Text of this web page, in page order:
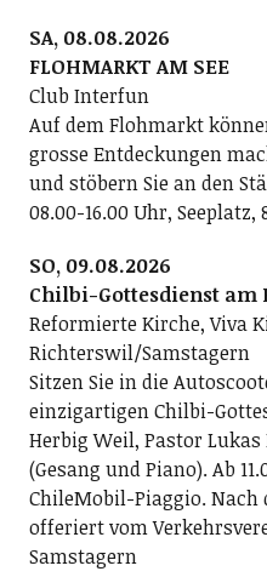
SA, 08.08.2026
FLOHMARKT AM SEE
Club Interfun
Auf dem Flohmarkt
grosse Entdeckungen
und stöbern Sie an den
08.00-16.00 Uhr,
SO, 09.08.2026
Chilbi-Gottesdienst am
Reformierte Kirche, Viva
Richterswil/Samstagern
Sitzen Sie in die
einzigartigen Chilbi-
Herbig Weil, Pastor
(Gesang und Piano). Ab
ChileMobil-Piaggio. Nach
offeriert vom
Samstagern